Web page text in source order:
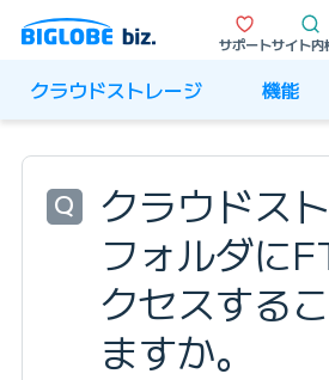
サポートサイト内
クラウドストレージ 機能
Q
クラウドス
フォルダに
クセスする
ますか。